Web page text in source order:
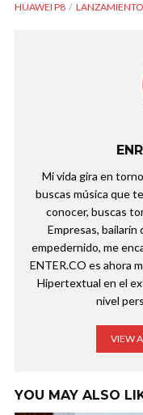
HUAWEI P8
Mi vida gira en
buscas música que
conocer, buscas
Empresas,
empedernido, me
ENTER.CO es ahora
Hipertextual en el
nivel
VIEW
YOU MAY ALSO